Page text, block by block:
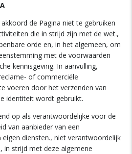
de Pagina niet te gebruiken
die in strijd zijn met de wet.,
orde en, in het algemeen, om
met de voorwaarden
kennisgeving. In aanvulling,
of commerciële
voeren door het verzenden van
identiteit wordt gebruikt.
op als verantwoordelijke voor de
van aanbieder van een
diensten., niet verantwoordelijk
in strijd met deze algemene